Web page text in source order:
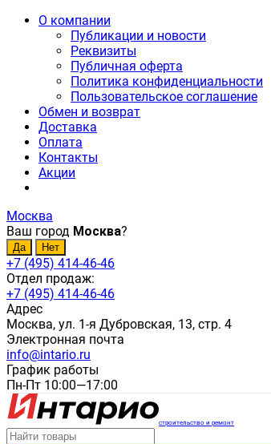
О компании
Публикации и новости
Реквизиты
Публичная оферта
Политика конфиденциальности
Пользовательское соглашение
Обмен и возврат
Доставка
Оплата
Контакты
Акции
Москва
Ваш город Москва?
+7 (495) 414-46-46
Отдел продаж:
+7 (495) 414-46-46
Адрес
Москва, ул. 1-я Дубровская, 13, стр. 4
Электронная почта
info@intario.ru
График работы
Пн-Пт 10:00—17:00
строительство и ремонт